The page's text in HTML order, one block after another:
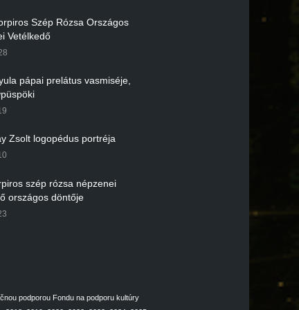
Szép Rózsa Országos
Vetélkedő
pápai prelátus vasmiséje,
Zsolt logopédus portréja
szép rózsa népzenei
országos döntője
podporou Fondu na podporu kultúry